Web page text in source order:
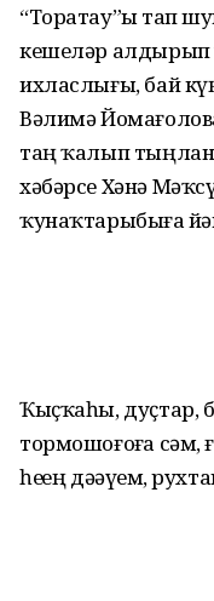
“Торатау”ҙы тап
кешеләр алдырып
ихласлығы, бай
Вәлимә
таң ҡалып
хәбәрсе Хәнә
ҡунаҡтарыбыҙға
Ҡыҫҡаһы, дуҫтар,
тормошоғоҙға
һеҙҙең дәәүҙем,